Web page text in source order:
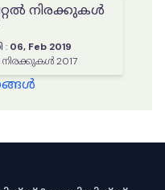
നിരക്കുകൾ
: 06, Feb 2019
2017